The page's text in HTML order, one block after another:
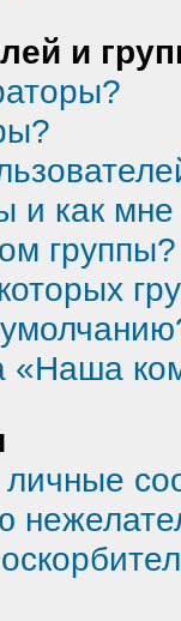
и
и как
группы?
«Наша
личные